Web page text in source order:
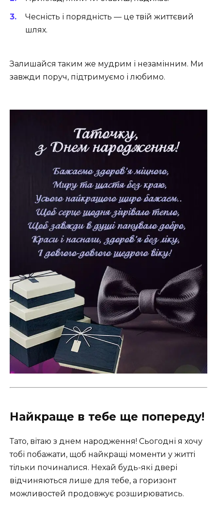
Чесність і порядність — це твій життєвий
шлях.
Залишайся таким же мудрим і незамінним. Ми
завжди поруч, підтримуємо і любимо.
Найкраще в тебе ще попереду!
Тато, вітаю з днем народження! Сьогодні я хочу
тобі побажати, щоб найкращі моменти у житті
тільки починалися. Нехай будь-які двері
відчиняються лише для тебе, а горизонт
можливостей продовжує розширюватись.